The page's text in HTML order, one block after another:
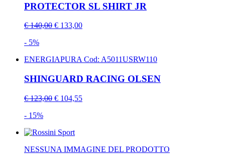
PROTECTOR SL SHIRT JR
€ 140,00 € 133,00
- 5%
ENERGIAPURA Cod: A5011USRW110
SHINGUARD RACING OLSEN
€ 123,00 € 104,55
- 15%
NESSUNA IMMAGINE DEL PRODOTTO